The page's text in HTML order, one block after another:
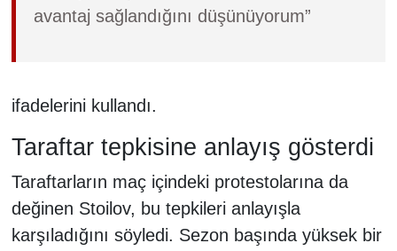
avantaj sağlandığını düşünüyorum”
ifadelerini kullandı.
Taraftar tepkisine anlayış gösterdi
Taraftarların maç içindeki protestolarına da
değinen Stoilov, bu tepkileri anlayışla
karşıladığını söyledi. Sezon başında yüksek bir